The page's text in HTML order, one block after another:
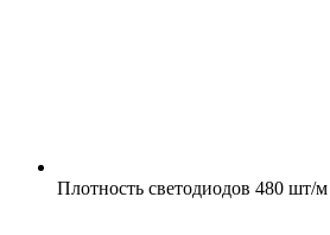
Плотность светодиодов 480 шт/м